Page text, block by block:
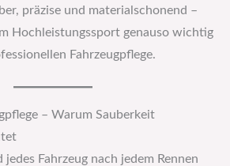
präzise und materialschonend –
Hochleistungssport genauso wichtig
Fahrzeugpflege.
– Warum Sauberkeit
jedes Fahrzeug nach jedem Rennen